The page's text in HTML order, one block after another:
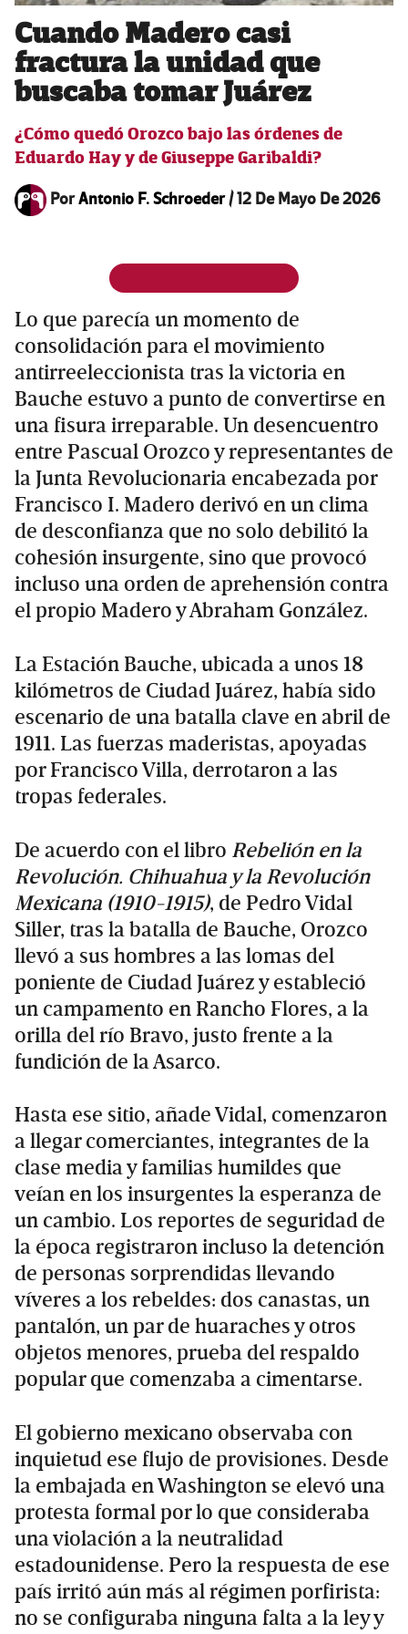
Cuando Madero casi
fractura la unidad que
buscaba tomar Juárez
¿Cómo quedó Orozco bajo las órdenes de
Eduardo Hay y de Giuseppe Garibaldi?
PorAntonio F. Schroeder/12 De Mayo De 2026
Lo que parecía un momento de
consolidación para el movimiento
antirreeleccionista tras la victoria en
Bauche estuvo a punto de convertirse en
una fisura irreparable. Un desencuentro
entre Pascual Orozco y representantes de
la Junta Revolucionaria encabezada por
Francisco I. Madero derivó en un clima
de desconfianza que no solo debilitó la
cohesión insurgente, sino que provocó
incluso una orden de aprehensión contra
el propio Madero y Abraham González.
La Estación Bauche, ubicada a unos 18
kilómetros de Ciudad Juárez, había sido
escenario de una batalla clave en abril de
1911. Las fuerzas maderistas, apoyadas
por Francisco Villa, derrotaron a las
tropas federales.
De acuerdo con el libro Rebelión en la
Revolución. Chihuahua y la Revolución
Mexicana (1910-1915), de Pedro Vidal
Siller, tras la batalla de Bauche, Orozco
llevó a sus hombres a las lomas del
poniente de Ciudad Juárez y estableció
un campamento en Rancho Flores, a la
orilla del río Bravo, justo frente a la
fundición de la Asarco.
Hasta ese sitio, añade Vidal, comenzaron
a llegar comerciantes, integrantes de la
clase media y familias humildes que
veían en los insurgentes la esperanza de
un cambio. Los reportes de seguridad de
la época registraron incluso la detención
de personas sorprendidas llevando
víveres a los rebeldes: dos canastas, un
pantalón, un par de huaraches y otros
objetos menores, prueba del respaldo
popular que comenzaba a cimentarse.
El gobierno mexicano observaba con
inquietud ese flujo de provisiones. Desde
la embajada en Washington se elevó una
protesta formal por lo que consideraba
una violación a la neutralidad
estadounidense. Pero la respuesta de ese
país irritó aún más al régimen porfirista:
no se configuraba ninguna falta a la ley y